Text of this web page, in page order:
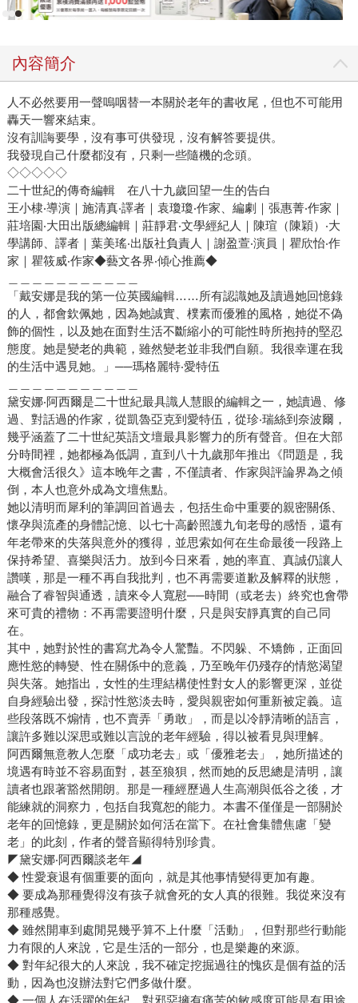
內容簡介
人不必然要用一聲嗚咽替一本關於老年的書收尾，但也不可能用
轟天一響來結束。
沒有訓誨要學，沒有事可供發現，沒有解答要提供。
我發現自己什麼都沒有，只剩一些隨機的念頭。
◇◇◇◇◇
二十世紀的傳奇編輯 在八十九歲回望一生的告白
王小棣‧導演｜施清真‧譯者｜袁瓊瓊‧作家、編劇｜張惠菁‧作家｜
莊培園‧大田出版總編輯｜莊靜君‧文學經紀人｜陳瑄（陳穎）‧大
學講師、譯者｜葉美瑤‧出版社負責人｜謝盈萱‧演員｜瞿欣怡‧作
家｜瞿筱威‧作家◆藝文各界‧傾心推薦◆
「戴安娜是我的第一位英國編輯……所有認識她及讀過她回憶錄
的人，都會欽佩她，因為她誠實、樸素而優雅的風格，她從不偽
飾的個性，以及她在面對生活不斷縮小的可能性時所抱持的堅忍
態度。她是變老的典範，雖然變老並非我們自願。我很幸運在我
的生活中遇見她。」──瑪格麗特‧愛特伍
黛安娜‧阿西爾是二十世紀最具識人慧眼的編輯之一，她讀過、修
過、對話過的作家，從凱魯亞克到愛特伍，從珍‧瑞絲到奈波爾，
幾乎涵蓋了二十世紀英語文壇最具影響力的所有聲音。但在大部
分時間裡，她都極為低調，直到八十九歲那年推出《問題是，我
大概會活很久》這本晚年之書，不僅讀者、作家與評論界為之傾
倒，本人也意外成為文壇焦點。
她以清明而犀利的筆調回首過去，包括生命中重要的親密關係、
懷孕與流產的身體記憶、以七十高齡照護九旬老母的感悟，還有
年老帶來的失落與意外的獲得，並思索如何在生命最後一段路上
保持希望、喜樂與活力。放到今日來看，她的率直、真誠仍讓人
讚嘆，那是一種不再自我批判，也不再需要道歉及解釋的狀態，
融合了睿智與通透，讀來令人寬慰──時間（或老去）終究也會帶
來可貴的禮物：不再需要證明什麼，只是與安靜真實的自己同
在。
其中，她對於性的書寫尤為令人驚豔。不閃躲、不矯飾，正面回
應性慾的轉變、性在關係中的意義，乃至晚年仍殘存的情慾渴望
與失落。她指出，女性的生理結構使性對女人的影響更深，並從
自身經驗出發，探討性慾淡去時，愛與親密如何重新被定義。這
些段落既不煽情，也不賣弄「勇敢」，而是以冷靜清晰的語言，
讓許多難以深思或難以言說的老年經驗，得以被看見與理解。
阿西爾無意教人怎麼「成功老去」或「優雅老去」，她所描述的
境遇有時並不容易面對，甚至狼狽，然而她的反思總是清明，讓
讀者也跟著豁然開朗。那是一種經歷過人生高潮與低谷之後，才
能練就的洞察力，包括自我寬恕的能力。本書不僅僅是一部關於
老年的回憶錄，更是關於如何活在當下。在社會集體焦慮「變
老」的此刻，作者的聲音顯得特別珍貴。
◤黛安娜‧阿西爾談老年◢
◆ 性愛衰退有個重要的面向，就是其他事情變得更加有趣。
◆ 要成為那種覺得沒有孩子就會死的女人真的很難。我從來沒有
那種感覺。
◆ 雖然開車到處閒晃幾乎算不上什麼「活動」，但對那些行動能
力有限的人來說，它是生活的一部分，也是樂趣的來源。
◆ 對年紀很大的人來說，我不確定挖掘過往的愧疚是個有益的活
動，因為也沒辦法對它們多做什麼。
◆ 一個人在活躍的年紀，對邪惡擁有痛苦的敏感度可能是有用途